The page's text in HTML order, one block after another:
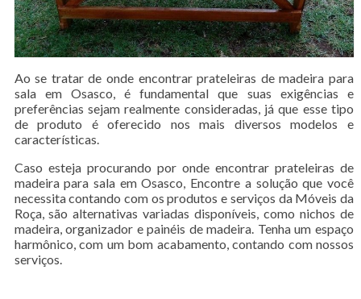
Ao se tratar de onde encontrar prateleiras de madeira para
sala em Osasco, é fundamental que suas exigências e
preferências sejam realmente consideradas, já que esse tipo
de produto é oferecido nos mais diversos modelos e
características.
Caso esteja procurando por onde encontrar prateleiras de
madeira para sala em Osasco, Encontre a solução que você
necessita contando com os produtos e serviços da Móveis da
Roça, são alternativas variadas disponíveis, como nichos de
madeira, organizador e painéis de madeira. Tenha um espaço
harmônico, com um bom acabamento, contando com nossos
serviços.